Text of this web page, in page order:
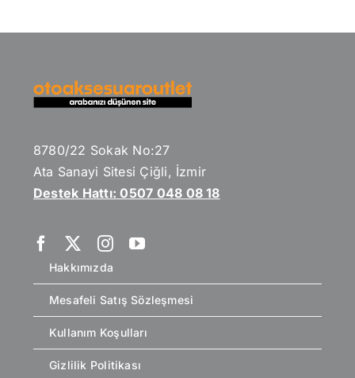
8780/22 Sokak No:27
Ata Sanayi Sitesi Çiğli, İzmir
Destek Hattı: 0507 048 08 18
Hakkımızda
Mesafeli Satış Sözleşmesi
Kullanım Koşulları
Gizlilik Politikası